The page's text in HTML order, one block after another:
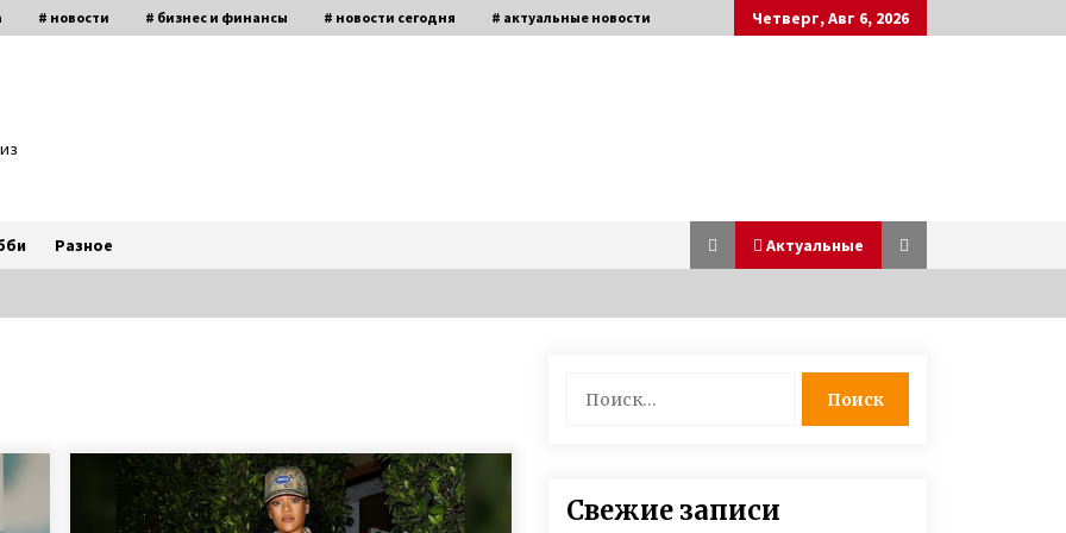
# новости # бизнес и финансы # новости сегодня # актуальные новости Четверг, Авг 6, 2026
Разное Актуальные
пропавшую без вести мать
Игорь Руденя, живущий в
Чернобыльской зоне 16 лет,
открыл выставку картин в Киеве
назад опытный пилот чудом
Свежие записи